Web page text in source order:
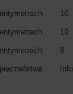
16
10
8